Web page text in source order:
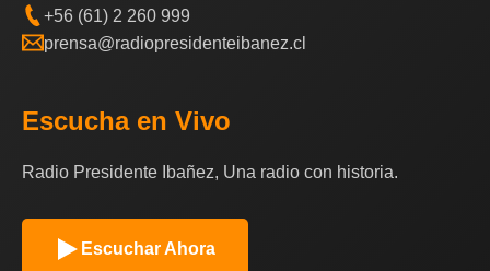
+56 (61) 2 260 999
prensa@radiopresidenteibanez.cl
Escucha en Vivo
Radio Presidente Ibañez, Una radio con historia.
Escuchar Ahora